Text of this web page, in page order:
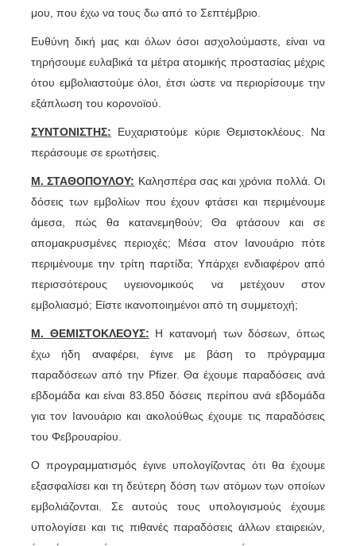
μου, που έχω να τους δω από το Σεπτέμβριο.
Ευθύνη δική μας και όλων όσοι ασχολούμαστε, είναι να
τηρήσουμε ευλαβικά τα μέτρα ατομικής προστασίας μέχρις
ότου εμβολιαστούμε όλοι, έτσι ώστε να περιορίσουμε την
εξάπλωση του κορονοϊού.
ΣΥΝΤΟΝΙΣΤΗΣ: Ευχαριστούμε κύριε Θεμιστοκλέους. Να
περάσουμε σε ερωτήσεις.
Μ. ΣΤΑΘΟΠΟΥΛΟΥ: Καλησπέρα σας και χρόνια πολλά. Οι
δόσεις των εμβολίων που έχουν φτάσει και περιμένουμε
άμεσα, πώς θα κατανεμηθούν; Θα φτάσουν και σε
απομακρυσμένες περιοχές; Μέσα στον Ιανουάριο πότε
περιμένουμε την τρίτη παρτίδα; Υπάρχει ενδιαφέρον από
περισσότερους υγειονομικούς να μετέχουν στον
εμβολιασμό; Είστε ικανοποιημένοι από τη συμμετοχή;
Μ. ΘΕΜΙΣΤΟΚΛΕΟΥΣ: Η κατανομή των δόσεων, όπως
έχω ήδη αναφέρει, έγινε με βάση το πρόγραμμα
παραδόσεων από την Pfizer. Θα έχουμε παραδόσεις ανά
εβδομάδα και είναι 83.850 δόσεις περίπου ανά εβδομάδα
για τον Ιανουάριο και ακολούθως έχουμε τις παραδόσεις
του Φεβρουαρίου.
Ο προγραμματισμός έγινε υπολογίζοντας ότι θα έχουμε
εξασφαλίσει και τη δεύτερη δόση των ατόμων των οποίων
εμβολιάζονται. Σε αυτούς τους υπολογισμούς έχουμε
υπολογίσει και τις πιθανές παραδόσεις άλλων εταιρειών,